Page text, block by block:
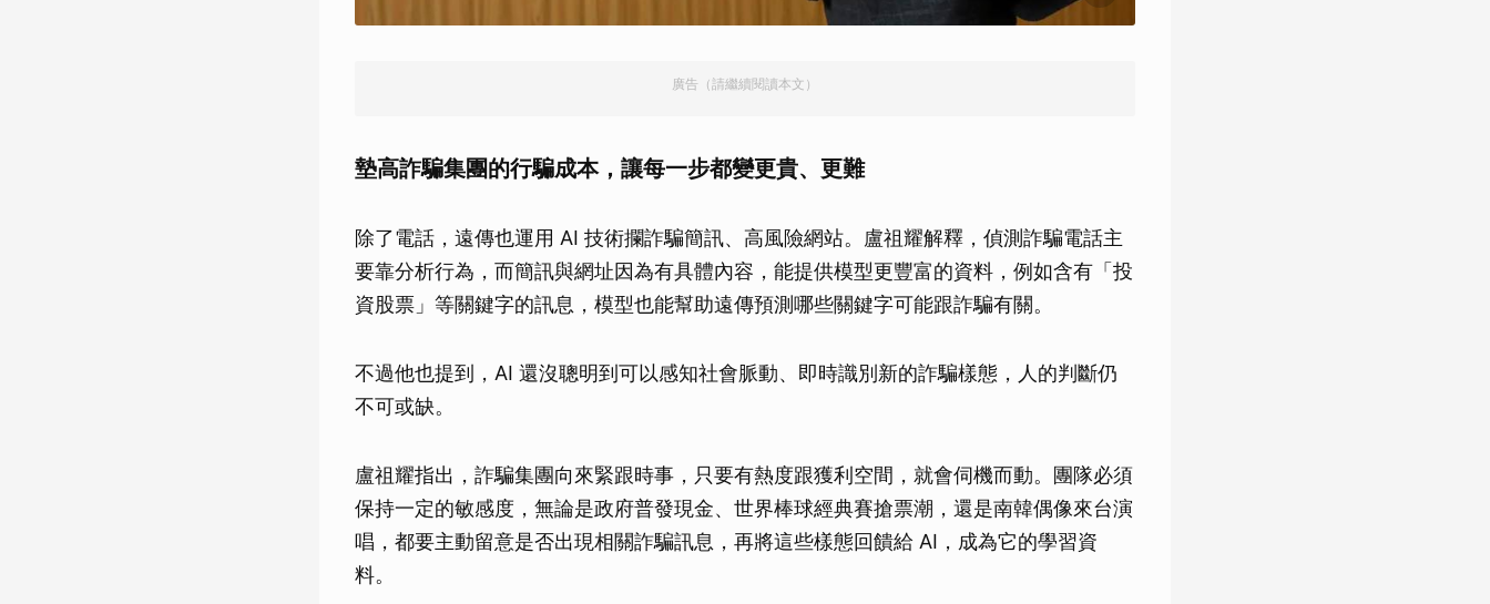
廣告（請繼續閱讀本文）
墊高詐騙集團的行騙成本，讓每一步都變更貴、更難
除了電話，遠傳也運用 AI 技術攔詐騙簡訊、高風險網站。盧祖耀解釋，偵測詐騙電話主
要靠分析行為，而簡訊與網址因為有具體內容，能提供模型更豐富的資料，例如含有「投
資股票」等關鍵字的訊息，模型也能幫助遠傳預測哪些關鍵字可能跟詐騙有關。
不過他也提到，AI 還沒聰明到可以感知社會脈動、即時識別新的詐騙樣態，人的判斷仍
不可或缺。
盧祖耀指出，詐騙集團向來緊跟時事，只要有熱度跟獲利空間，就會伺機而動。團隊必須
保持一定的敏感度，無論是政府普發現金、世界棒球經典賽搶票潮，還是南韓偶像來台演
唱，都要主動留意是否出現相關詐騙訊息，再將這些樣態回饋給 AI，成為它的學習資
料。